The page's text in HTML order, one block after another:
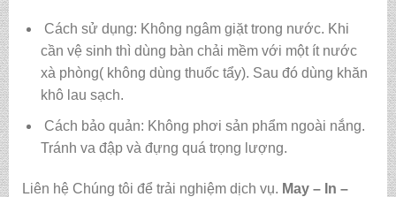
Cách sử dụng: Không ngâm giặt trong nước. Khi
cần vệ sinh thì dùng bàn chải mềm với một ít nước
xà phòng( không dùng thuốc tẩy). Sau đó dùng khăn
khô lau sạch.
Cách bảo quản: Không phơi sản phẩm ngoài nắng.
Tránh va đập và đựng quá trọng lượng.
Liên hệ Chúng tôi để trải nghiệm dịch vụ. May – In –